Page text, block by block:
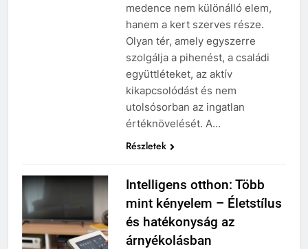
medence nem különálló elem,
hanem a kert szerves része.
Olyan tér, amely egyszerre
szolgálja a pihenést, a családi
együttléteket, az aktív
kikapcsolódást és nem
utolsósorban az ingatlan
értéknövelését. A…
Részletek
Intelligens otthon: Több
mint kényelem – Életstílus
és hatékonyság az
árnyékolásban